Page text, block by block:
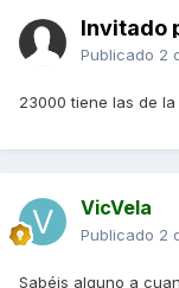
Invitado
Publicado 2
23000 tiene las de
VicVela
Publicado 2
Sabéis alguno a